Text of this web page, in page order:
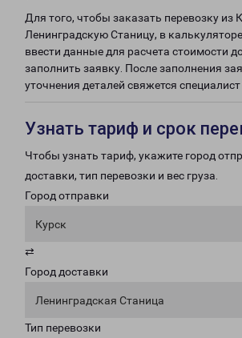
Для того, чтобы заказать перевозку из
Ленинградскую Станицу, в
ввести данные для расчета стоимости
заполнить заявку. После заполнения
уточнения деталей свяжется
Узнать тариф и срок
Чтобы узнать тариф, укажите город
доставки, тип перевозки и вес груза.
Город отправки
Курск
⇄
Город доставки
Ленинградская Станица
Тип перевозки